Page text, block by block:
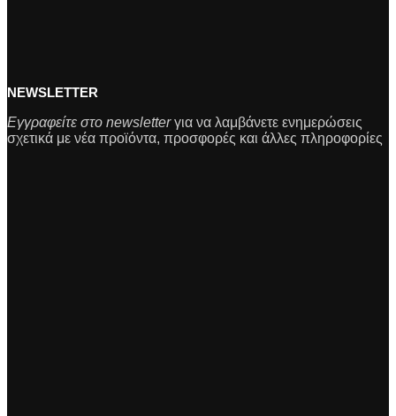
NEWSLETTER
Εγγραφείτε στο newsletterγια να λαμβάνετε ενημερώσεις
σχετικά με νέα προϊόντα, προσφορές και άλλες πληροφορίες